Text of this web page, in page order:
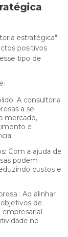
estratégica"
positivos
tipo de
a se
mercado,
e
podem
custos e
de
no